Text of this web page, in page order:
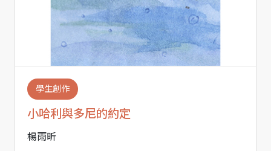
學生創作
小哈利與多尼的約定
楊雨昕